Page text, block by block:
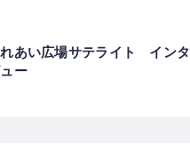
あい広場サテライト インタ
ー